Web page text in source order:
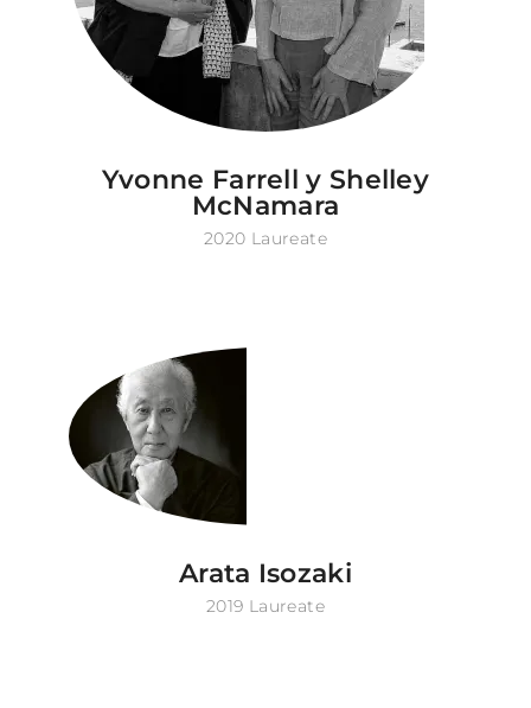
Yvonne Farrell y Shelley
McNamara
2020 Laureate
Arata Isozaki
2019 Laureate